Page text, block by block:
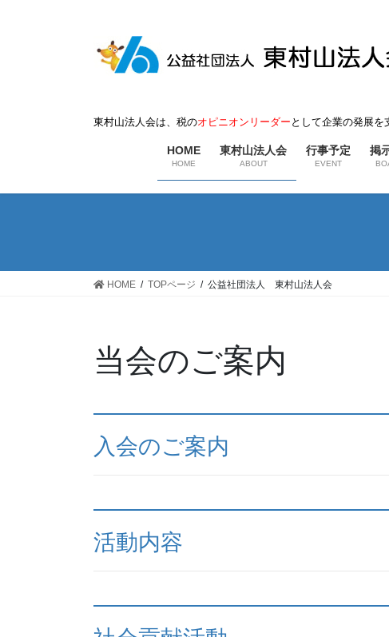
東村山法人会は、税のオピニオンリーダー として企業の発展を
HOME
HOME
東村山法人会
ABOUT
行事予定
EVENT
掲
HOME TOPページ 公益社団法人 東村山法人会
当会のご案内
入会のご案内
活動内容